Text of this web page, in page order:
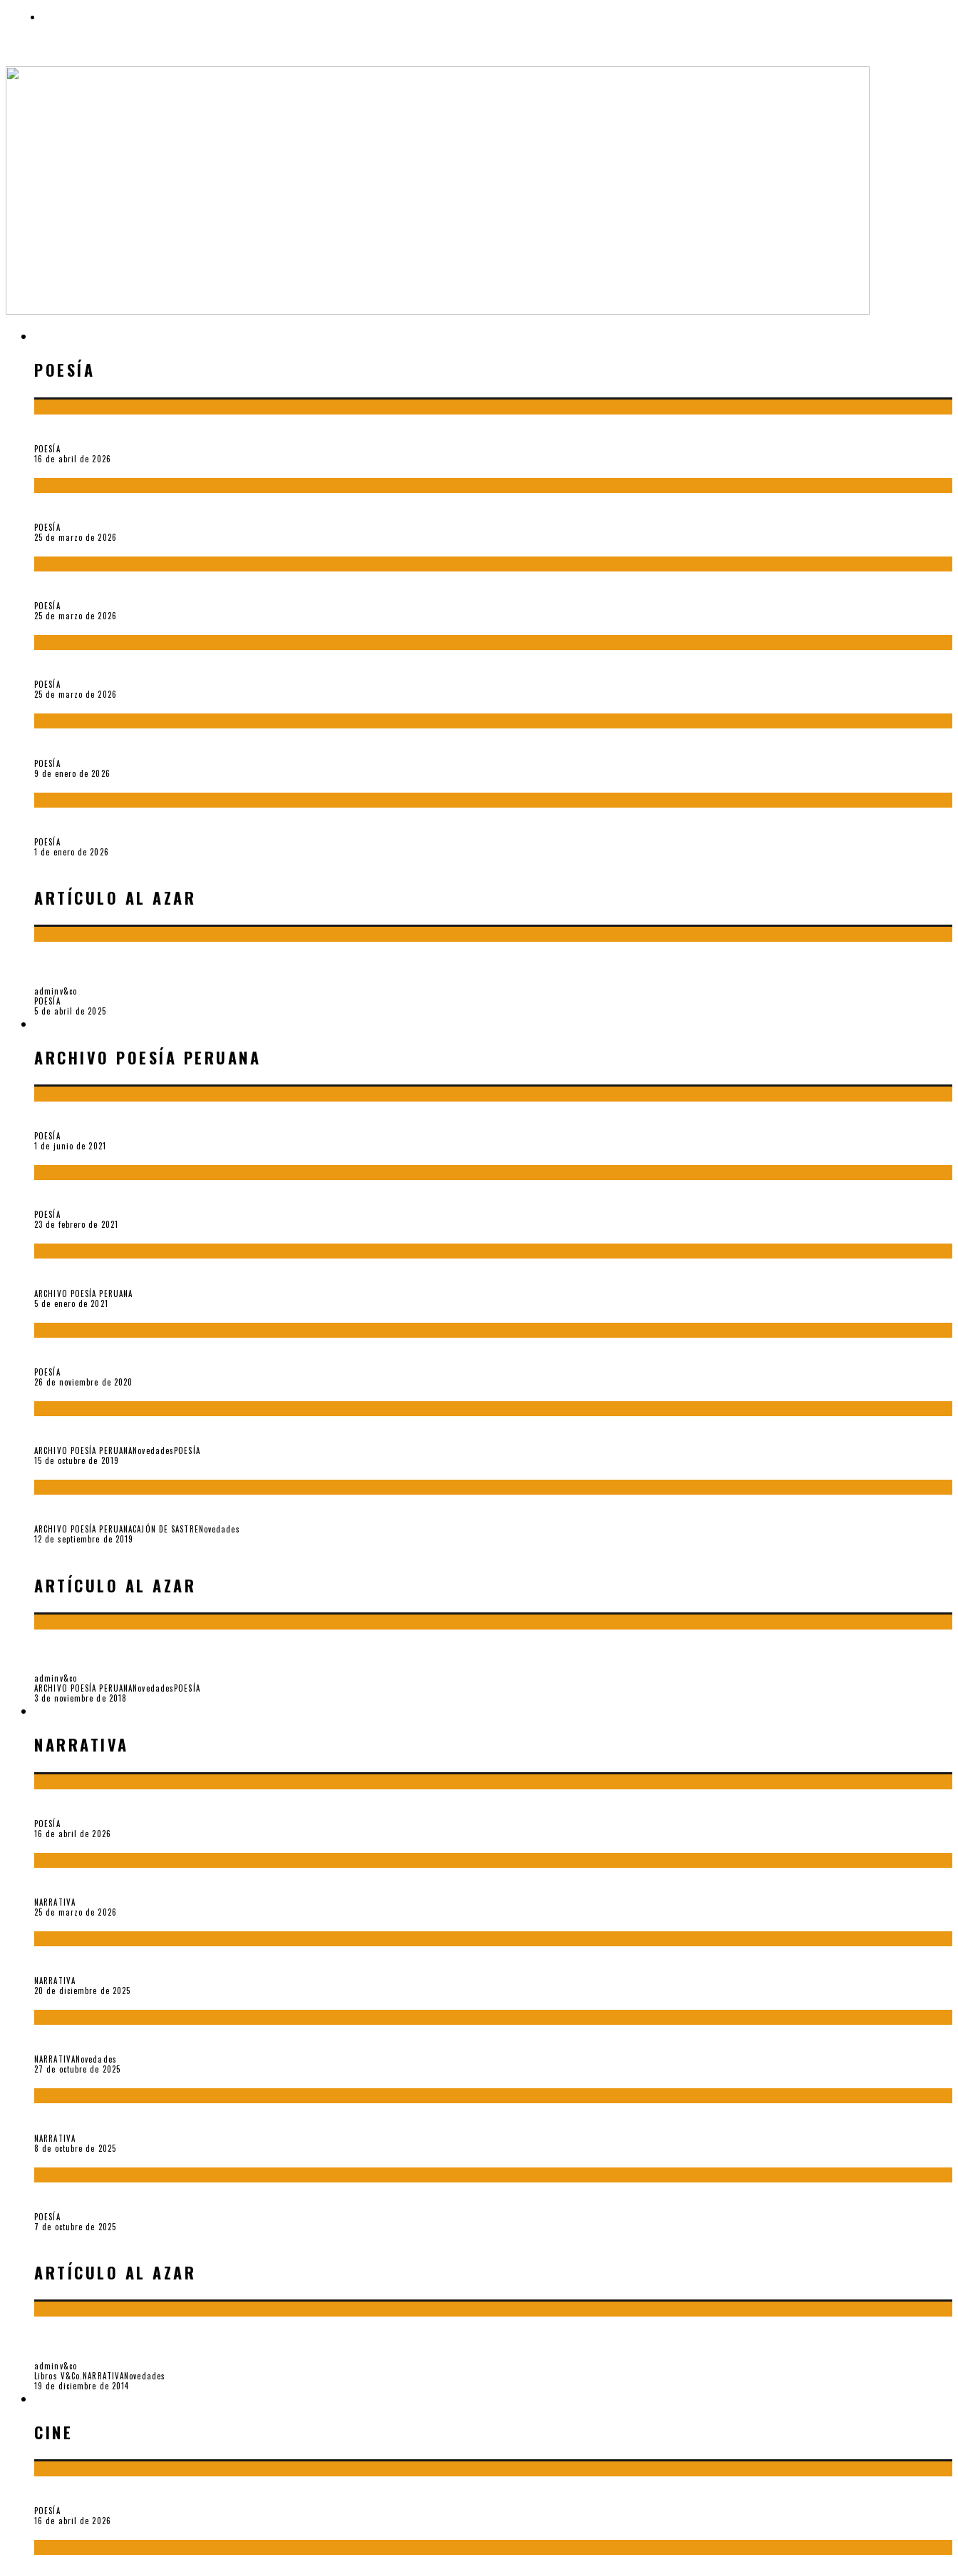
POESÍA
POESÍA
16 de abril de 2026
POESÍA
25 de marzo de 2026
POESÍA
25 de marzo de 2026
POESÍA
25 de marzo de 2026
POESÍA
9 de enero de 2026
POESÍA
1 de enero de 2026
ARTÍCULO AL AZAR
adminv&co
POESÍA
5 de abril de 2025
ARCHIVO POESÍA PERUANA
POESÍA
1 de junio de 2021
POESÍA
23 de febrero de 2021
ARCHIVO POESÍA PERUANA
5 de enero de 2021
POESÍA
26 de noviembre de 2020
ARCHIVO POESÍA PERUANANovedadesPOESÍA
15 de octubre de 2019
ARCHIVO POESÍA PERUANACAJÓN DE SASTRENovedades
12 de septiembre de 2019
ARTÍCULO AL AZAR
adminv&co
ARCHIVO POESÍA PERUANANovedadesPOESÍA
3 de noviembre de 2018
NARRATIVA
POESÍA
16 de abril de 2026
NARRATIVA
25 de marzo de 2026
NARRATIVA
20 de diciembre de 2025
NARRATIVANovedades
27 de octubre de 2025
NARRATIVA
8 de octubre de 2025
POESÍA
7 de octubre de 2025
ARTÍCULO AL AZAR
adminv&co
Libros V&Co.NARRATIVANovedades
19 de diciembre de 2014
CINE
POESÍA
16 de abril de 2026